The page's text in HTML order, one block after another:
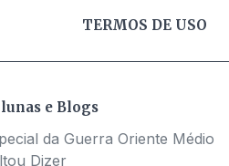
TERMOS DE USO
e Blogs
da Guerra Oriente Médio
Dizer